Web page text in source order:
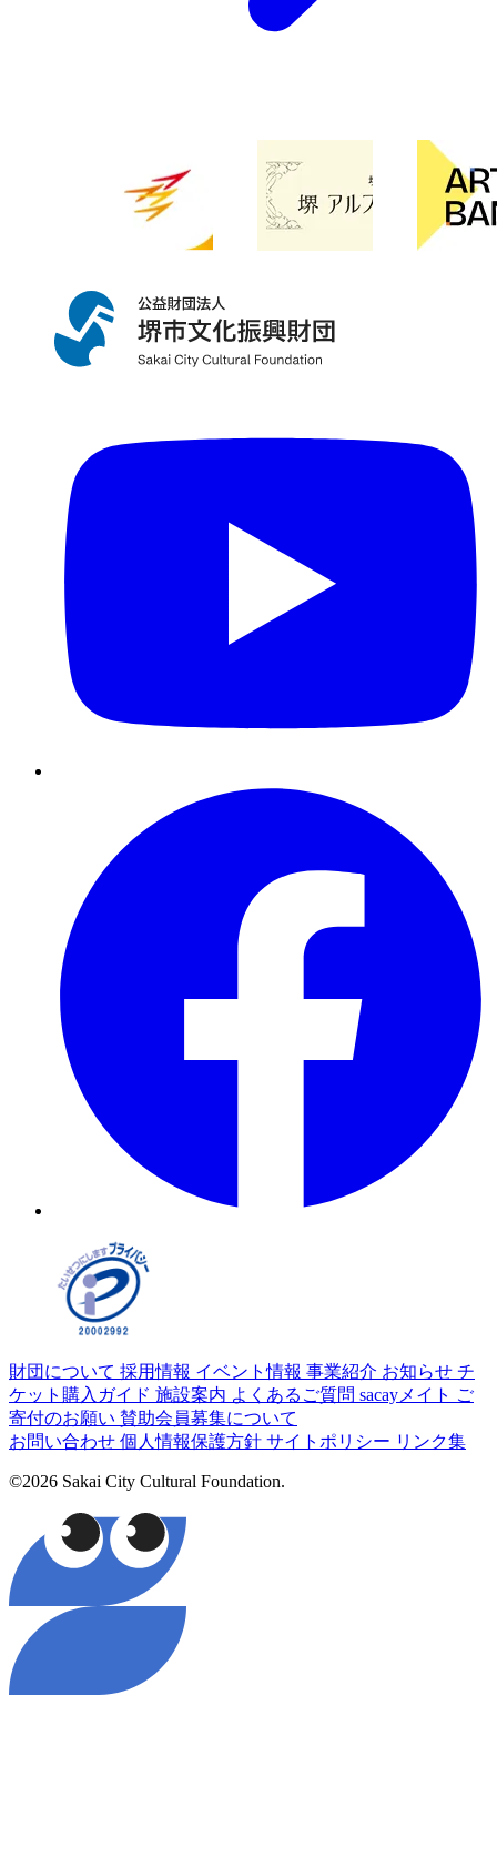
財団について 採用情報 イベント情報 事業紹介 お知らせ チ
ケット購入ガイド 施設案内 よくあるご質問 sacayメイト ご
寄付のお願い 賛助会員募集について
お問い合わせ 個人情報保護方針 サイトポリシー リンク集
©2026 Sakai City Cultural Foundation.